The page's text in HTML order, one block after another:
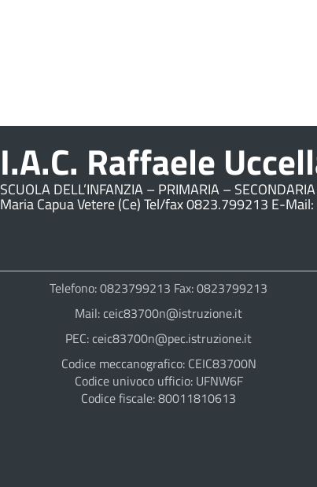
I.A.C. Raffaele
SCUOLA DELL’INFANZIA – PRIMARIA –
Maria Capua Vetere (Ce) Tel/fax 0823.799213 E-
Telefono: 0823799213 Fax: 0823799213
Mail: ceic83700n@istruzione.it
PEC: ceic83700n@pec.istruzione.it
Codice meccanografico: CEIC83700N
Codice univoco ufficio: UFNW6F
Codice fiscale: 80011810613